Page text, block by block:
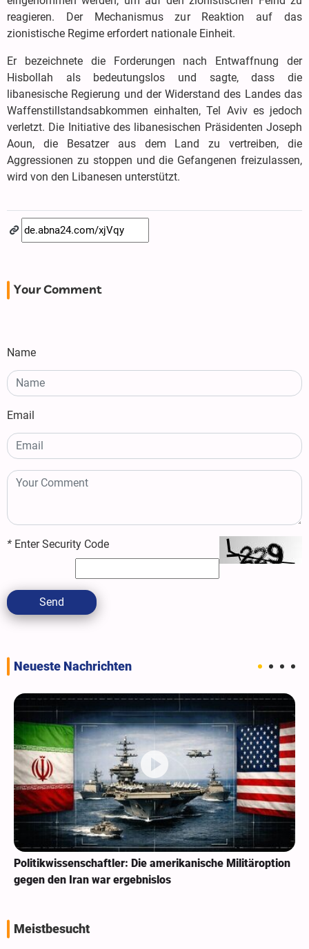
reagieren. Der Mechanismus zur Reaktion auf das
zionistische Regime erfordert nationale Einheit.
Er bezeichnete die Forderungen nach Entwaffnung der
Hisbollah als bedeutungslos und sagte, dass die
libanesische Regierung und der Widerstand des Landes das
Waffenstillstandsabkommen einhalten, Tel Aviv es jedoch
verletzt. Die Initiative des libanesischen Präsidenten Joseph
Aoun, die Besatzer aus dem Land zu vertreiben, die
Aggressionen zu stoppen und die Gefangenen freizulassen,
wird von den Libanesen unterstützt.
Your Comment
Name
Email
* Enter Security Code
Send
Neueste Nachrichten
Politikwissenschaftler: Die amerikanische Militäroption
gegen den Iran war ergebnislos
Meistbesucht